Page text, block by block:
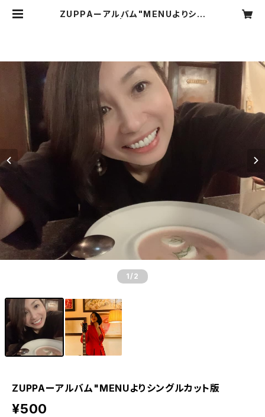
ZUPPAーアルバム"MENUよりシン
1 /2
ZUPPAーアルバム"MENUよりシングルカット版
¥500